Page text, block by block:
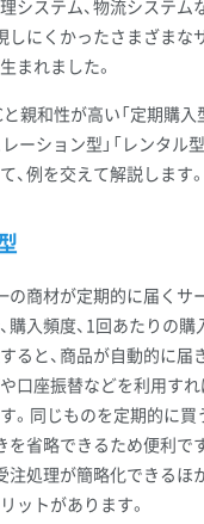
システム、物流システム
しにくかったさまざまな
まれました。
親和性が高い「定期購入
レーション型」「レンタル
、例を交えて解説します。
の商材が定期的に届くサ
購入頻度、1回あたりの
ると、商品が自動的に届
口座振替などを利用すれ
。同じものを定期的に買
を省略できるため便利で
注処理が簡略化できるほ
ットがあります。